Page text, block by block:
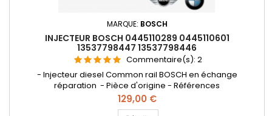
MARQUE: BOSCH
INJECTEUR BOSCH 0445110289 0445110601
13537798447 13537798446
Commentaire(s): 2
- Injecteur diesel Common rail BOSCH en échange
réparation - Pièce d'origine - Références
compatibles: 0445110601 , 0986435179 , 0 445 110 289 , 0 445 110
601 , 0 986 435 179 , 13537798446 , 13537798447 , 13537812881 ,
Prix
129,00 €